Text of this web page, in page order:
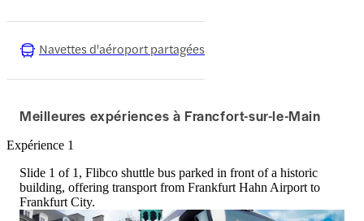
Navettes d'aéroport partagées
Meilleures expériences à Francfort-sur-le-Main
Expérience 1
Slide 1 of 1, Flibco shuttle bus parked in front of a historic
building, offering transport from Frankfurt Hahn Airport to
Frankfurt City.